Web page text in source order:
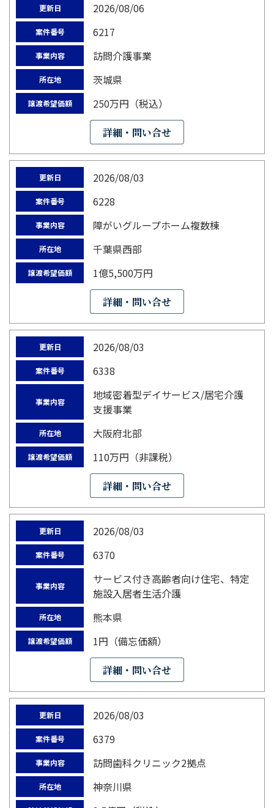
更新日 2026/08/06
案件番号 6217
事業内容 訪問介護事業
所在地 茨城県
譲渡希望価額 250万円（税込）
詳細・問い合せ
更新日 2026/08/03
案件番号 6228
事業内容 障がいグループホーム複数棟
所在地 千葉県西部
譲渡希望価額 1億5,500万円
詳細・問い合せ
更新日 2026/08/03
案件番号 6338
事業内容
地域密着型デイサービス/居宅介護
支援事業
所在地 大阪府北部
譲渡希望価額 110万円（非課税）
詳細・問い合せ
更新日 2026/08/03
案件番号 6370
事業内容
サービス付き高齢者向け住宅、特定
施設入居者生活介護
所在地 熊本県
譲渡希望価額 1円（備忘価額）
詳細・問い合せ
更新日 2026/08/03
案件番号 6379
事業内容 訪問歯科クリニック2拠点
所在地 神奈川県